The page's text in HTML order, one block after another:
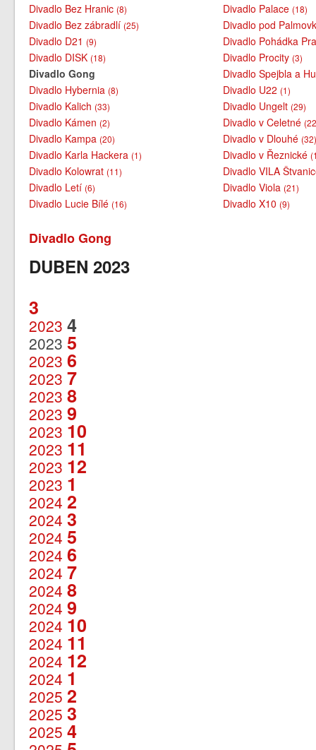
Divadlo Bez Hranic(8)
Divadlo Bez zábradlí(25)
Divadlo D21(9)
Divadlo DISK(18)
Divadlo Gong
Divadlo Hybernia(8)
Divadlo Kalich(33)
Divadlo Kámen(2)
Divadlo Kampa(20)
Divadlo Karla Hackera(1)
Divadlo Kolowrat(11)
Divadlo Letí(6)
Divadlo Lucie Bílé(16)
Divadlo Palace(18)
Divadlo pod
Divadlo Pohádka
Divadlo Procity(3)
Divadlo Spejbla a
Divadlo U22(1)
Divadlo Ungelt(29)
Divadlo v Celetné
Divadlo v Dlouhé
Divadlo v Řeznické
Divadlo VILA
Divadlo Viola(21)
Divadlo X10(9)
Divadlo Gong
DUBEN 2023
3
2023 4
2023 5
2023 6
2023 7
2023 8
2023 9
2023 10
2023 11
2023 12
2023 1
2024 2
2024 3
2024 5
2024 6
2024 7
2024 8
2024 9
2024 10
2024 11
2024 12
2024 1
2025 2
2025 3
2025 4